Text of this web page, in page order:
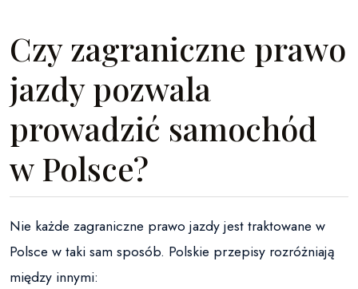
Czy zagraniczne prawo
jazdy pozwala
prowadzić samochód
w Polsce?
Nie każde zagraniczne prawo jazdy jest traktowane w
Polsce w taki sam sposób. Polskie przepisy rozróżniają
między innymi: